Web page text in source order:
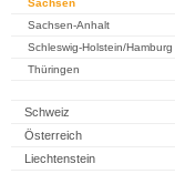
Sachsen
Sachsen-Anhalt
Schleswig-Holstein/Hamburg
Thüringen
Schweiz
Österreich
Liechtenstein